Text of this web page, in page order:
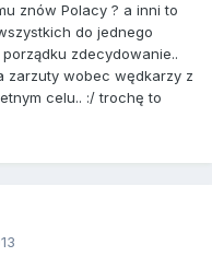
znów Polacy ? a inni to
do jednego
zdecydowanie..
zarzuty wobec wędkarzy z
celu.. :/ trochę to